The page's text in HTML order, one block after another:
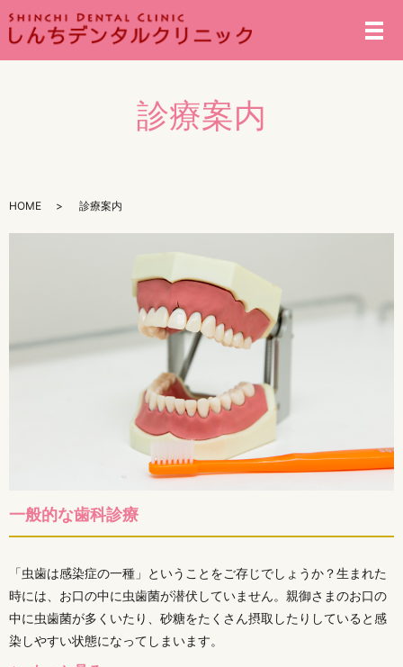
メ
診療案内
HOME 診療案内
一般的な歯科診療
「虫歯は感染症の一種」ということをご存じでしょうか？生まれた
時には、お口の中に虫歯菌が潜伏していません。親御さまのお口の
中に虫歯菌が多くいたり、砂糖をたくさん摂取したりしていると感
染しやすい状態になってしまいます。